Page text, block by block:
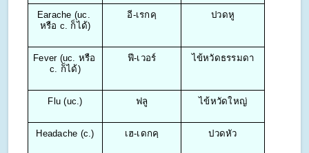
Earache (uc.
หรือ c. ก็ได้)
อี-เรกคฺ ปวดหู
Fever (uc. หรือ
c. ก็ได้)
ฟี-เวอร์ ไข้หวัดธรรมดา
Flu (uc.) ฟลู ไข้หวัดใหญ่
Headache (c.) เฮ-เดกคฺ ปวดหัว